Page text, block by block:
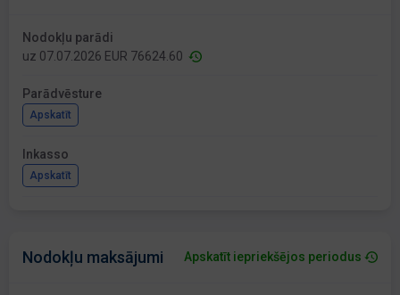
Nodokļu parādi
uz 07.07.2026 EUR 76624.60
Parādvēsture
Apskatīt
Inkasso
Apskatīt
Nodokļu maksājumi Apskatīt iepriekšējos periodus